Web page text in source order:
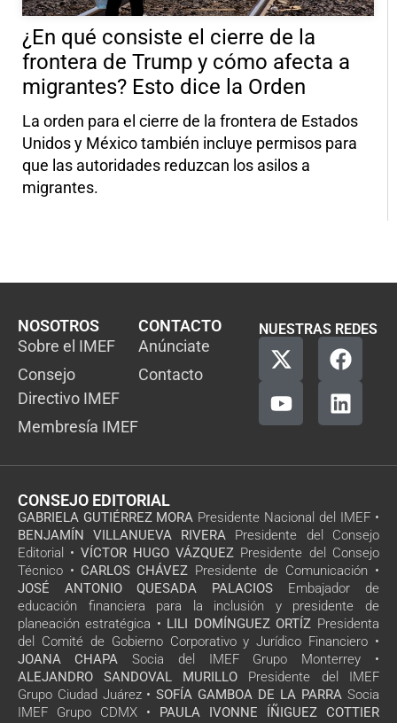
¿En qué consiste el cierre de la
frontera de Trump y cómo afecta a
migrantes? Esto dice la Orden
La orden para el cierre de la frontera de Estados
Unidos y México también incluye permisos para
que las autoridades reduzcan los asilos a
migrantes.
NOSOTROS
Sobre el IMEF
Consejo
Directivo IMEF
Membresía IMEF
CONTACTO
Anúnciate
Contacto
NUESTRAS REDES
CONSEJO EDITORIAL
GABRIELA GUTIÉRREZ MORA Presidente Nacional del IMEF •
BENJAMÍN VILLANUEVA RIVERA Presidente del Consejo
Editorial • VÍCTOR HUGO VÁZQUEZ Presidente del Consejo
Técnico • CARLOS CHÁVEZ Presidente de Comunicación •
JOSÉ ANTONIO QUESADA PALACIOS Embajador de
educación financiera para la inclusión y presidente de
planeación estratégica • LILI DOMÍNGUEZ ORTÍZ Presidenta
del Comité de Gobierno Corporativo y Jurídico Financiero •
JOANA CHAPA Socia del IMEF Grupo Monterrey •
ALEJANDRO SANDOVAL MURILLO Presidente del IMEF
Grupo Ciudad Juárez • SOFÍA GAMBOA DE LA PARRA Socia
IMEF Grupo CDMX •
PAULA IVONNE ÍÑIGUEZ COTTIER